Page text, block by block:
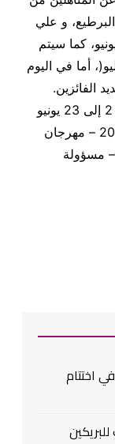
و علي
داركا و خالد مقدار يوم 27 ّ يونيو، كما سيتم
(، أما في اليوم
.
إيداع الترشيحات : 2 إلى 23 يونيو
– مهرجان
أعال – مسؤولة
اختتام